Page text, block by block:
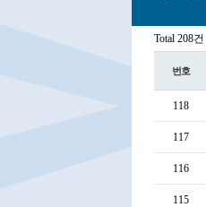
Total 208건
번호
118
117
116
115